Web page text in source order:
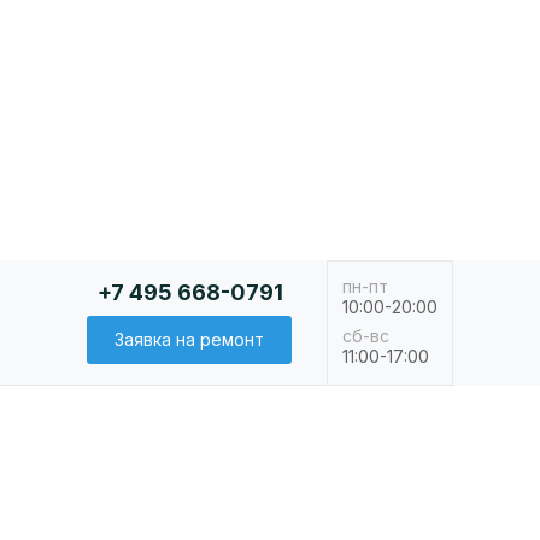
пн-пт
сб-вс
10:00-20:00
11:00-17:00
+7 495 668-0791
Заявка на ремонт